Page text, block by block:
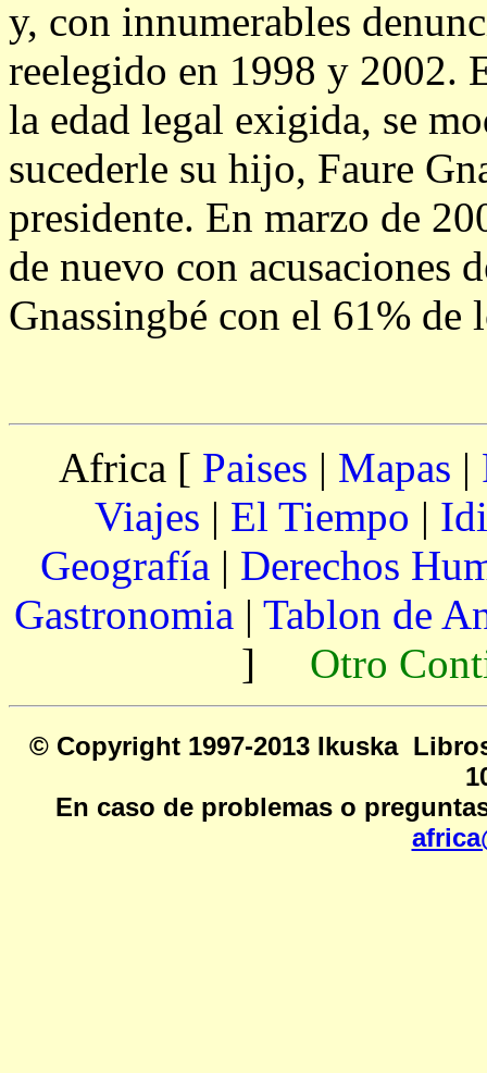
y, con innumerables
reelegido en 1998 y 2002.
la edad legal exigida, se
sucederle su hijo, Faure
presidente. En marzo de
de nuevo con acusaciones
Gnassingbé con el 61% de
Africa [ Paises | Mapas |
Viajes | El Tiempo |
Geografía | Derechos
Gastronomia | Tablon de
] Otro
© Copyright 1997-2013
En caso de problemas o